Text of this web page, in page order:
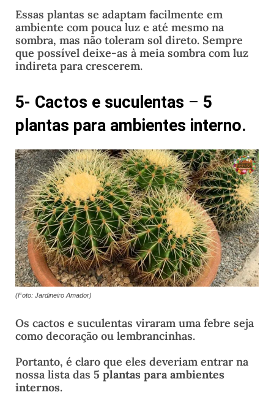
Essas plantas se adaptam facilmente em
ambiente com pouca luz e até mesmo na
sombra, mas não toleram sol direto. Sempre
que possível deixe-as à meia sombra com luz
indireta para crescerem.
5- Cactos e suculentas – 5
plantas para ambientes interno.
(Foto: Jardineiro Amador)
Os cactos e suculentas viraram uma febre seja
como decoração ou lembrancinhas.
Portanto, é claro que eles deveriam entrar na
nossa lista das 5 plantas para ambientes
internos.